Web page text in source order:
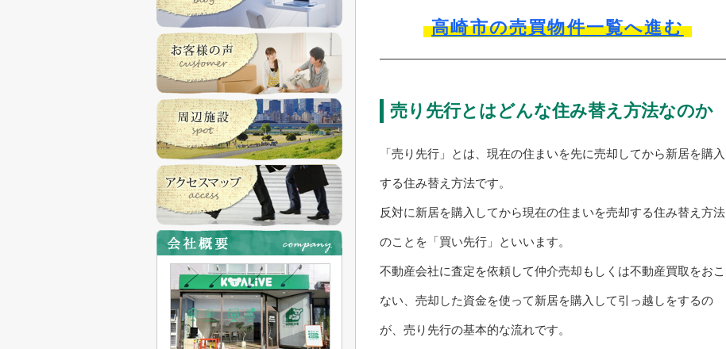
高崎市の売買物件一覧へ進む
売り先行とはどんな住み替え方法なのか
「売り先行」とは、現在の住まいを先に売却してから新居を購入
する住み替え方法です。
反対に新居を購入してから現在の住まいを売却する住み替え方法
のことを「買い先行」といいます。
不動産会社に査定を依頼して仲介売却もしくは不動産買取をおこ
ない、売却した資金を使って新居を購入して引っ越しをするの
が、売り先行の基本的な流れです。